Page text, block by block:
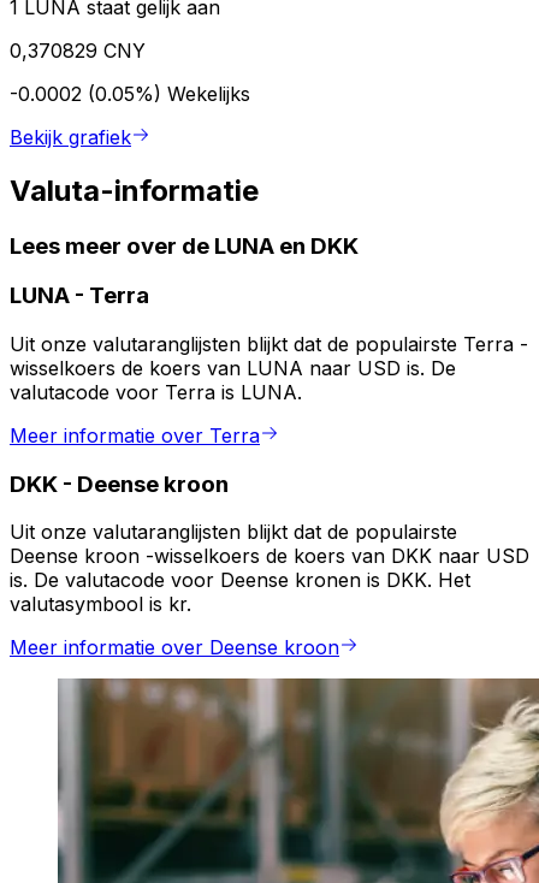
1 LUNA staat gelijk aan
0,370829 CNY
-0.0002 (0.05%) Wekelijks
Bekijk grafiek
Valuta-informatie
Lees meer over de LUNA en DKK
LUNA - Terra
Uit onze valutaranglijsten blijkt dat de populairste Terra -
wisselkoers de koers van LUNA naar USD is. De
valutacode voor Terra is LUNA.
Meer informatie over Terra
DKK - Deense kroon
Uit onze valutaranglijsten blijkt dat de populairste
Deense kroon -wisselkoers de koers van DKK naar USD
is. De valutacode voor Deense kronen is DKK. Het
valutasymbool is kr.
Meer informatie over Deense kroon